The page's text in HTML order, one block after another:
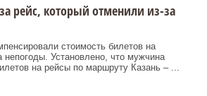
рейс, который отменили из-за
стоимость билетов на
непогоды. Установлено, что мужчина
на рейсы по маршруту Казань – ...